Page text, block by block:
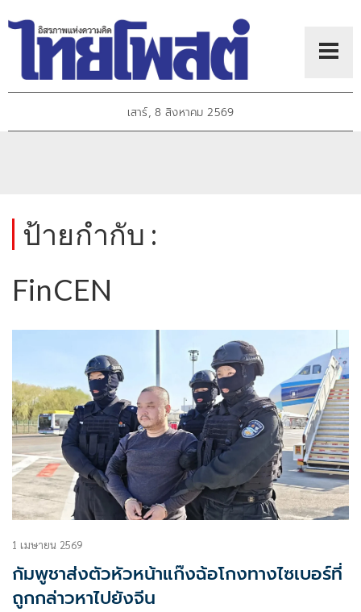
เสาร์, 8 สิงหาคม 2569
ป้ายกำกับ :
FinCEN
1 เมษายน 2569
กัมพูชาส่งตัวหัวหน้าแก๊งฉ้อโกงทางไซเบอร์ที่
ถูกกล่าวหาไปยังจีน